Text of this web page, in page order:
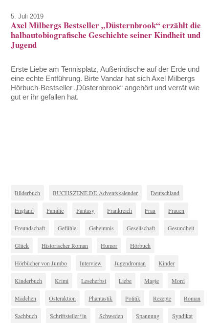
5. Juli 2019
Axel Milbergs Bestseller „Düsternbrook“ erzählt die
halbautobiografische Geschichte seiner Kindheit und
Jugend
Erste Liebe am Tennisplatz, Außerirdische auf der Erde und
eine echte Entführung. Birte Vandar hat sich Axel Milbergs
Hörbuch-Bestseller „Düsternbrook“ angehört und verrät wie
gut er ihr gefallen hat.
Bilderbuch BUCHSZENE.DE-Adventskalender Deutschland
England Familie Fantasy Frankreich Frau Frauen
Freundschaft Gefühle Geheimnis Gesellschaft Gesundheit
Glück Historischer Roman Humor Hörbuch
Hörbücher von Jumbo Interview Jugendroman Kinder
Kinderbuch Krimi Leseherbst Liebe Magie Mord
Mädchen Osteraktion Phantastik Politik Rezepte Roman
Sachbuch Schriftsteller*in Schweden Spannung Syndikat